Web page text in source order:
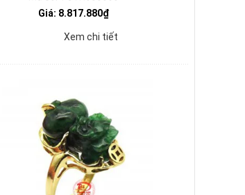
Giá: 8.817.880₫
Xem chi tiết